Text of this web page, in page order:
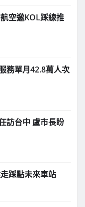
空邀KOL踩線推
務單月42.8萬人次
訪台中 盧市長盼
踩點未來車站